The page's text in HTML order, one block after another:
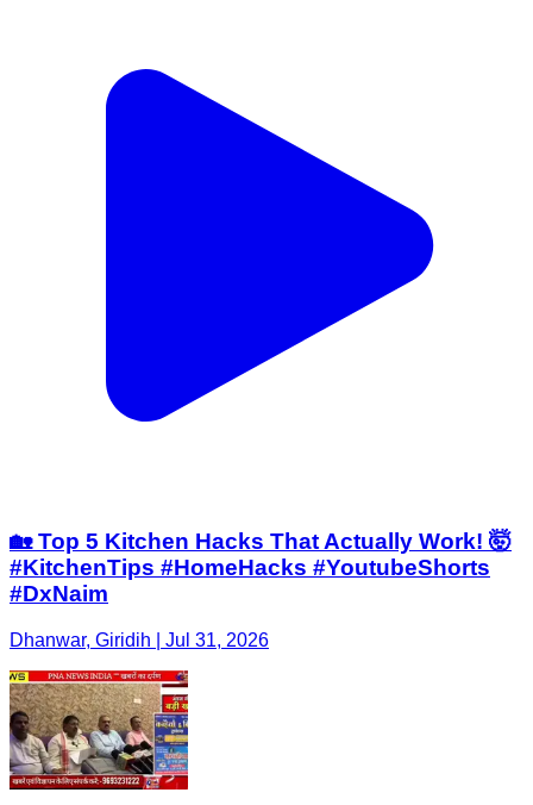
🏡 Top 5 Kitchen Hacks That Actually Work! 🤯
#KitchenTips #HomeHacks #YoutubeShorts
#DxNaim
Dhanwar, Giridih | Jul 31, 2026